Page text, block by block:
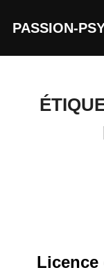
PASSION-
Licence